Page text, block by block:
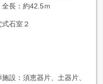
全長：約42.5ｍ
式石室２
設：須恵器片、土器片、